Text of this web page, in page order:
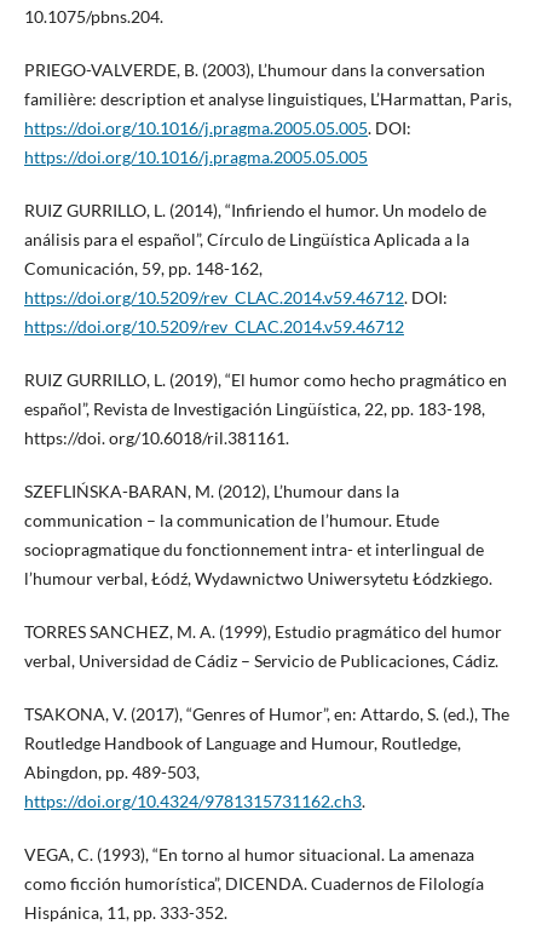
10.1075/pbns.204.
PRIEGO-VALVERDE, B. (2003), L’humour dans la conversation
familière: description et analyse linguistiques, L’Harmattan, Paris,
https://doi.org/10.1016/j.pragma.2005.05.005. DOI:
https://doi.org/10.1016/j.pragma.2005.05.005
RUIZ GURRILLO, L. (2014), “Infiriendo el humor. Un modelo de
análisis para el español”, Círculo de Lingüística Aplicada a la
Comunicación, 59, pp. 148-162,
https://doi.org/10.5209/rev_CLAC.2014.v59.46712. DOI:
https://doi.org/10.5209/rev_CLAC.2014.v59.46712
RUIZ GURRILLO, L. (2019), “El humor como hecho pragmático en
español”, Revista de Investigación Lingüística, 22, pp. 183-198,
https://doi. org/10.6018/ril.381161.
SZEFLIŃSKA-BARAN, M. (2012), L’humour dans la
communication – la communication de l’humour. Etude
sociopragmatique du fonctionnement intra- et interlingual de
l’humour verbal, Łódź, Wydawnictwo Uniwersytetu Łódzkiego.
TORRES SANCHEZ, M. A. (1999), Estudio pragmático del humor
verbal, Universidad de Cádiz – Servicio de Publicaciones, Cádiz.
TSAKONA, V. (2017), “Genres of Humor”, en: Attardo, S. (ed.), The
Routledge Handbook of Language and Humour, Routledge,
Abingdon, pp. 489-503,
https://doi.org/10.4324/9781315731162.ch3.
VEGA, C. (1993), “En torno al humor situacional. La amenaza
como ficción humorística”, DICENDA. Cuadernos de Filología
Hispánica, 11, pp. 333-352.